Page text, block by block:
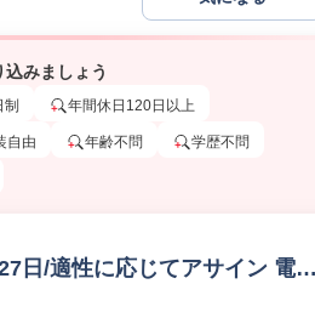
みましょう
年間休日120日以上
自由 年齢不問 学歴不問
日/適性に応じてアサイン 電気